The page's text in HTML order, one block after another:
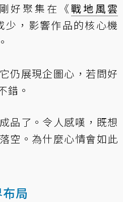
好聚集在《戰地風雲
少，影響作品的核心機
仍展現企圖心，若問好
錯。
品了。令人感嘆，既想
空。為什麼心情會如此
局